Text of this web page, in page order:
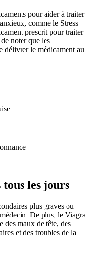
pour aider à traiter
comme le Stress
prescrit pour traiter
noter que les
délivrer le médicament au
les jours
plus graves ou
De plus, le Viagra
des maux de tête, des
et des troubles de la